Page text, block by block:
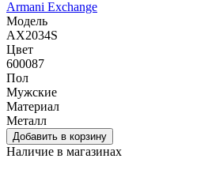
Armani Exchange
Модель
AX2034S
Цвет
600087
Пол
Мужские
Материал
Металл
Наличие в магазинах